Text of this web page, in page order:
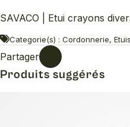
SAVACO | Etui crayons
Categorie(s) : Cordonnerie,
Partager
Produits suggérés